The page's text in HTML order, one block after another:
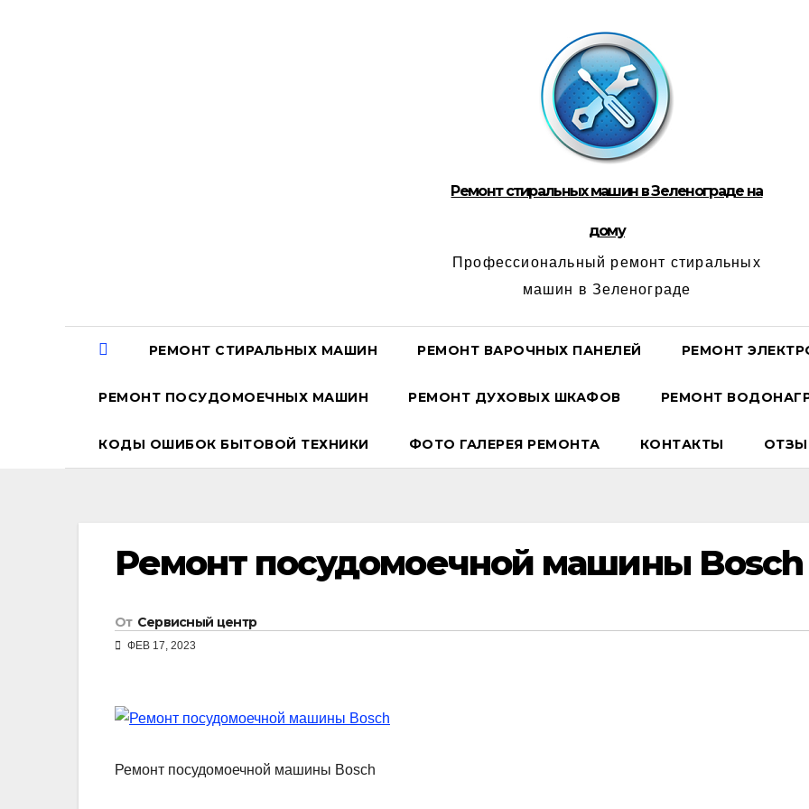
Ремонт стиральных машин в Зеленограде на
дому
Профессиональный ремонт стиральных
машин в Зеленограде
РЕМОНТ СТИРАЛЬНЫХ МАШИН РЕМОНТ ВАРОЧНЫХ ПАНЕЛЕЙ РЕМОНТ
РЕМОНТ ПОСУДОМОЕЧНЫХ МАШИН РЕМОНТ ДУХОВЫХ ШКАФОВ РЕМОНТ
КОДЫ ОШИБОК БЫТОВОЙ ТЕХНИКИ ФОТО ГАЛЕРЕЯ РЕМОНТА КОНТАКТЫ
Ремонт посудомоечной машины Bosch
От Сервисный центр
ФЕВ 17, 2023
Ремонт посудомоечной машины Bosch